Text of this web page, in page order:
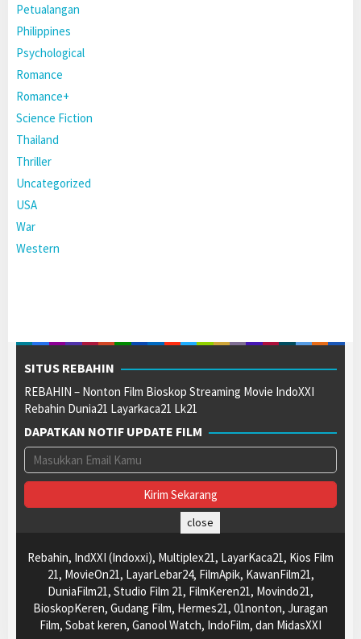
Petualangan
Philippines
Psychological
Romance
Romance+
Science Fiction
Thailand
Thriller
Uncategorized
USA
War
Western
SITUS REBAHIN
REBAHIN – Nonton Film Bioskop Streaming Movie IndoXXI
Rebahin Dunia21 Layarkaca21 Lk21
DAPATKAN NOTIF UPDATE FILM
Rebahin, IndXXI (Indoxxi), Multiplex21, LayarKaca21, Kios Film
21, MovieOn21, LayarLebar24, FilmApik, KawanFilm21,
DuniaFilm21, Studio Film 21, FilmKeren21, Movindo21,
BioskopKeren, Gudang Film, Hermes21, 01nonton, Juragan
Film, Sobat keren, Ganool Watch, IndoFilm, dan MidasXXI
close